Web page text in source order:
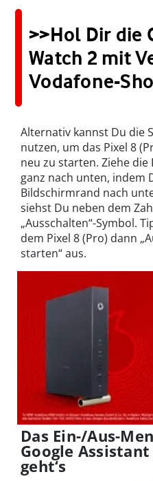
>>Hol Dir die
Watch 2 mit
Vodafone-
Alternativ kannst Du die
nutzen, um das Pixel 8
neu zu starten. Ziehe
ganz nach unten, indem
Bildschirmrand nach
siehst Du neben dem
„Ausschalten“-Symbol.
dem Pixel 8 (Pro) dann
starten“ aus.
Das Ein-/Aus-
Google
geht‘s